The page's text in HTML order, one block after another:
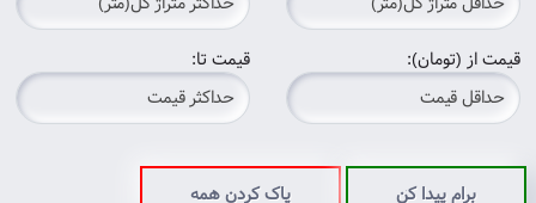
قیمت از (تومان): قیمت تا:
برام پیدا کن پاک کردن همه